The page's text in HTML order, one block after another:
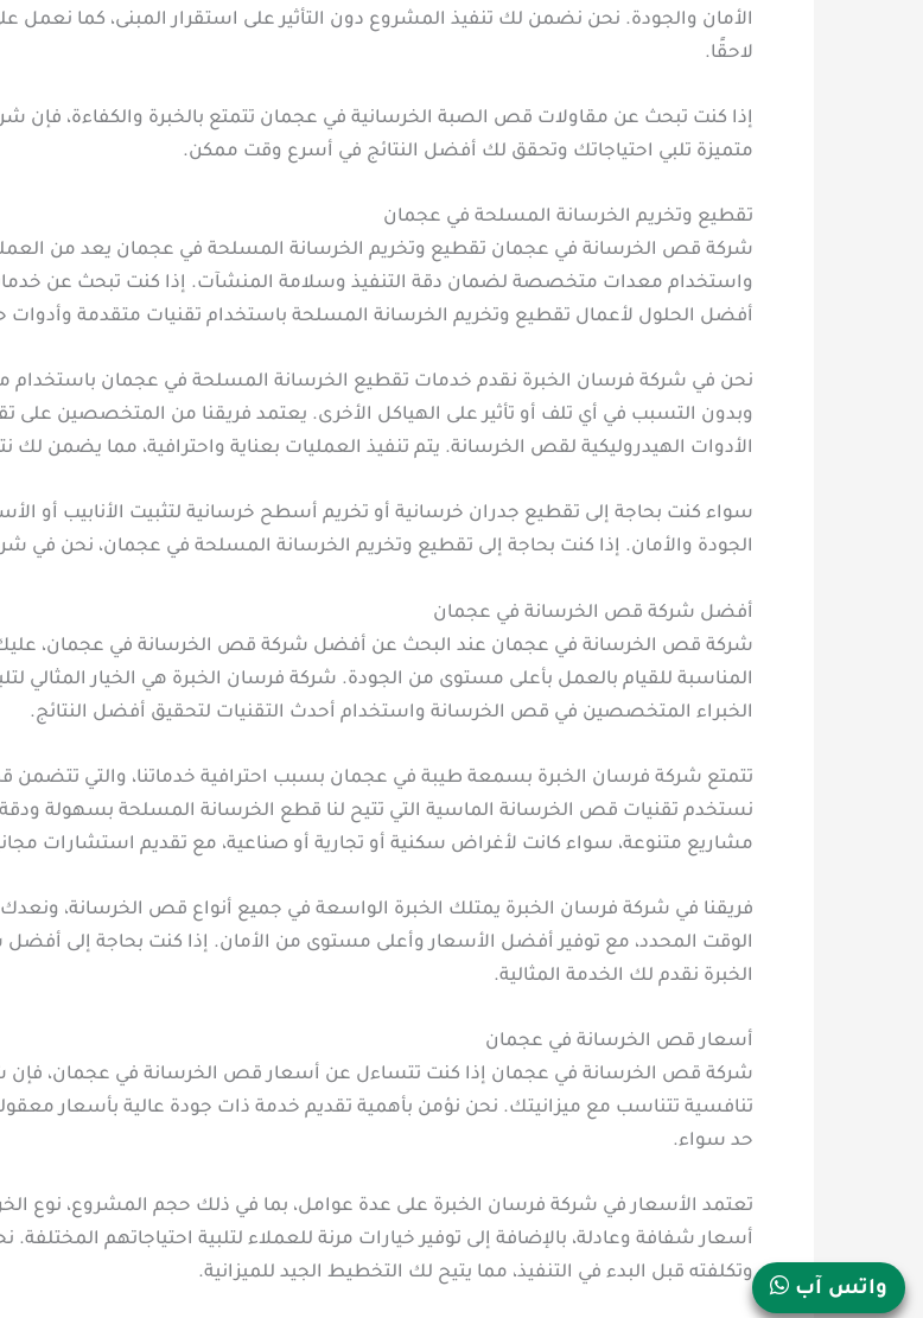
الأمان والجودة. نحن نضمن لك تنفيذ المشروع دون التأثير على استقرار المبنى، كما
لاحقًا.
إذا كنت تبحث عن مقاولات قص الصبة الخرسانية في عجمان تتمتع بالخبرة والكفاءة، فإن
متميزة تلبي احتياجاتك وتحقق لك أفضل النتائج في أسرع وقت ممكن.
تقطيع وتخريم الخرسانة المسلحة في عجمان
شركة قص الخرسانة في عجمان تقطيع وتخريم الخرسانة المسلحة في عجمان يعد من العمليات
واستخدام معدات متخصصة لضمان دقة التنفيذ وسلامة المنشآت. إذا كنت تبحث عن
أفضل الحلول لأعمال تقطيع وتخريم الخرسانة المسلحة باستخدام تقنيات متقدمة وأدوات
نحن في شركة فرسان الخبرة نقدم خدمات تقطيع الخرسانة المسلحة في عجمان باستخدام
وبدون التسبب في أي تلف أو تأثير على الهياكل الأخرى. يعتمد فريقنا من المتخصصين على
الأدوات الهيدروليكية لقص الخرسانة. يتم تنفيذ العمليات بعناية واحترافية، مما يضمن
سواء كنت بحاجة إلى تقطيع جدران خرسانية أو تخريم أسطح خرسانية لتثبيت الأنابيب أو
الجودة والأمان. إذا كنت بحاجة إلى تقطيع وتخريم الخرسانة المسلحة في عجمان، نحن في
أفضل شركة قص الخرسانة في عجمان
شركة قص الخرسانة في عجمان عند البحث عن أفضل شركة قص الخرسانة في عجمان، عليك
المناسبة للقيام بالعمل بأعلى مستوى من الجودة. شركة فرسان الخبرة هي الخيار المثالي
الخبراء المتخصصين في قص الخرسانة واستخدام أحدث التقنيات لتحقيق أفضل النتائج.
تتمتع شركة فرسان الخبرة بسمعة طيبة في عجمان بسبب احترافية خدماتنا، والتي
نستخدم تقنيات قص الخرسانة الماسية التي تتيح لنا قطع الخرسانة المسلحة بسهولة
مشاريع متنوعة، سواء كانت لأغراض سكنية أو تجارية أو صناعية، مع تقديم استشارات
فريقنا في شركة فرسان الخبرة يمتلك الخبرة الواسعة في جميع أنواع قص الخرسانة،
الوقت المحدد، مع توفير أفضل الأسعار وأعلى مستوى من الأمان. إذا كنت بحاجة إلى
الخبرة نقدم لك الخدمة المثالية.
أسعار قص الخرسانة في عجمان
شركة قص الخرسانة في عجمان إذا كنت تتساءل عن أسعار قص الخرسانة في عجمان، فإن
تنافسية تتناسب مع ميزانيتك. نحن نؤمن بأهمية تقديم خدمة ذات جودة عالية بأسعار
حد سواء.
تعتمد الأسعار في شركة فرسان الخبرة على عدة عوامل، بما في ذلك حجم المشروع، نوع
أسعار شفافة وعادلة، بالإضافة إلى توفير خيارات مرنة للعملاء لتلبية احتياجاتهم
وتكلفته قبل البدء في التنفيذ، مما يتيح لك التخطيط الجيد للميزانية.
واتس آب